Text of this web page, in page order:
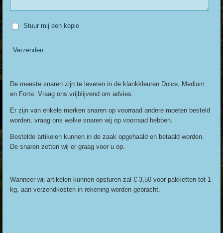
Stuur mij een kopie
Verzenden
De meeste snaren zijn te leveren in de klankkleuren Dolce, Medium
en Forte. Vraag ons vrijblijvend om advies.
Er zijn van enkele merken snaren op voorraad andere moeten besteld
worden, vraag ons welke snaren wij op voorraad hebben.
Bestelde artikelen kunnen in de zaak opgehaald en betaald worden.
De snaren zetten wij er graag voor u op.
Wanneer wij artikelen kunnen opsturen zal € 3,50 voor pakketten tot 1
kg. aan verzendkosten in rekening worden gebracht.